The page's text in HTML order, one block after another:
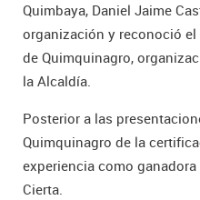
Quimbaya, Daniel Jaime
organización y reconoció
de Quimquinagro,
la Alcaldía.
Posterior a las
Quimquinagro de la
experiencia como
Cierta.